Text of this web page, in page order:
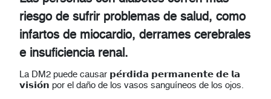
riesgo de sufrir problemas de salud, como
infartos de miocardio, derrames cerebrales
e insuficiencia renal.
La DM2 puede causar 𝗽𝗲́𝗿𝗱𝗶𝗱𝗮 𝗽𝗲𝗿𝗺𝗮𝗻𝗲𝗻𝘁𝗲 𝗱𝗲 𝗹𝗮
𝘃𝗶𝘀𝗶𝗼́𝗻 por el daño de los vasos sanguíneos de los ojos.